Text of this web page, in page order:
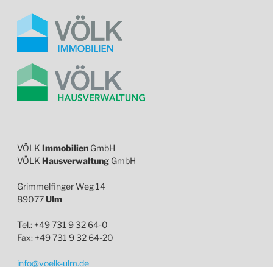
VÖLK Immobilien GmbH
VÖLK Hausverwaltung GmbH
Grimmelfinger Weg 14
89077Ulm
Tel.: +49 731 9 32 64-0
Fax: +49 731 9 32 64-20
info@voelk-ulm.de